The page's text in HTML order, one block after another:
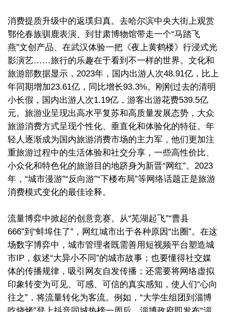
消费提质升级中的返璞归真。去哈尔滨中央大街上观赏
鄂伦春族驯鹿表演、到甘肃博物馆带走一个“马踏飞
燕”文创产品、在武汉体验一把《夜上黄鹤楼》行浸式光
影演艺……旅行的乐趣在于看到不一样的世界。文化和
旅游部数据显示，2023年，国内出游人次48.91亿，比上
年同期增加23.61亿，同比增长93.3%。刚刚过去的清明
小长假，国内出游人次1.19亿，游客出游花费539.5亿
元。旅游业呈现出高水平复苏和高质量发展态势，大众
旅游消费方式呈现个性化、垂直化和体验化的特征。年
轻人逐渐成为国内旅游消费市场的主力军，他们更加注
重旅游过程中的生活体验和社交分享，一些高性价比、
小众化和特色化的旅游目的地跻身为新晋“网红”。2023
年，“城市漫游”“反向游”“下楼布局”等网络话题正是旅游
消费模式变化的最佳诠释。
流量博弈中掀起的创意竞赛。从“芜湖起飞”“曹县
666”到“蚌埠住了”，网红城市出于各种原因“出圈”。在这
场数字博弈中，城市管理者既需善用短视频平台塑造城
市IP，叙述“大异小不同”的城市故事；也要懂得社交媒
体的传播规律，吸引网友自发传播；还需要将网络虚拟
印象转变为可见、可感、可信的真实感知，使人们“心向
往之”，将流量转化为客流。例如，“大学生组团到淄博